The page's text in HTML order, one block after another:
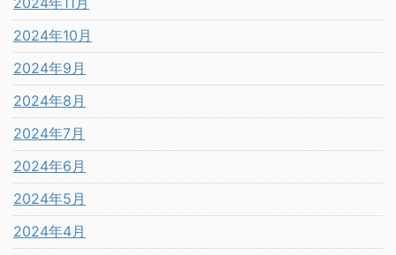
2024年10月
2024年9月
2024年8月
2024年7月
2024年6月
2024年5月
2024年4月